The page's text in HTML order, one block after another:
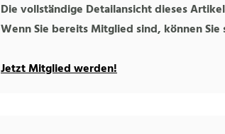
Die vollständige Detailansicht dieses
Wenn Sie bereits Mitglied sind, können Sie
Jetzt Mitglied werden!